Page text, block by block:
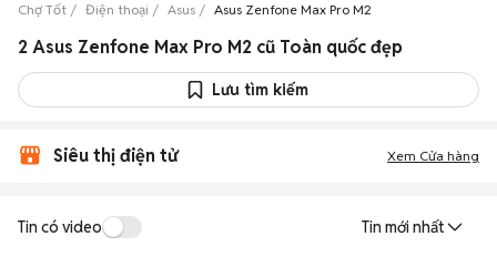
Chợ Tốt Điện thoại Asus Asus Zenfone Max Pro M2
2 Asus Zenfone Max Pro M2 cũ Toàn quốc đẹp
Lưu tìm kiếm
Siêu thị điện tử Xem Cửa hàng
Tin có video Tin mới nhất